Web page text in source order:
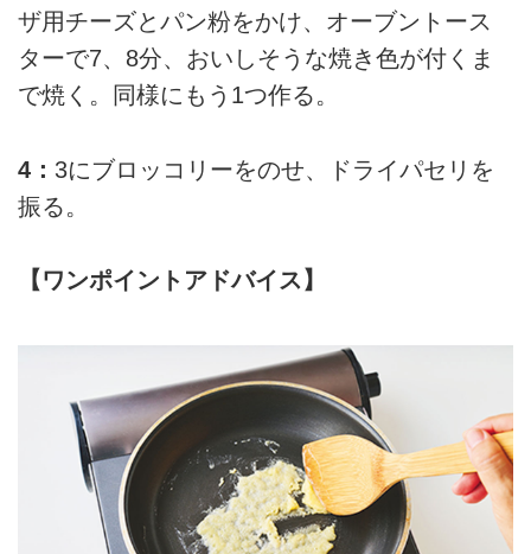
ザ用チーズとパン粉をかけ、オーブントース
ターで7、8分、おいしそうな焼き色が付くま
で焼く。同様にもう1つ作る。
4： 3にブロッコリーをのせ、ドライパセリを
振る。
【ワンポイントアドバイス】